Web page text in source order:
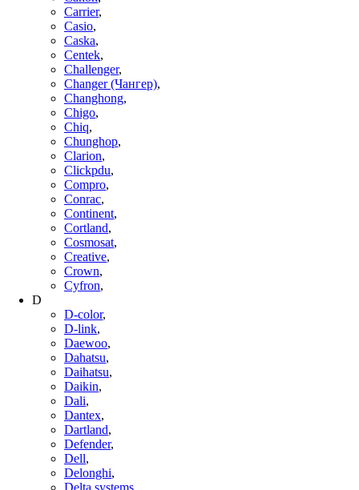
Carrier,
Casio,
Caska,
Centek,
Challenger,
Changer (Чангер),
Changhong,
Chigo,
Chiq,
Chunghop,
Clarion,
Clickpdu,
Compro,
Conrac,
Continent,
Cortland,
Cosmosat,
Creative,
Crown,
Cyfron,
D
D-color,
D-link,
Daewoo,
Dahatsu,
Daihatsu,
Daikin,
Dali,
Dantex,
Dartland,
Defender,
Dell,
Delonghi,
Delta systems,